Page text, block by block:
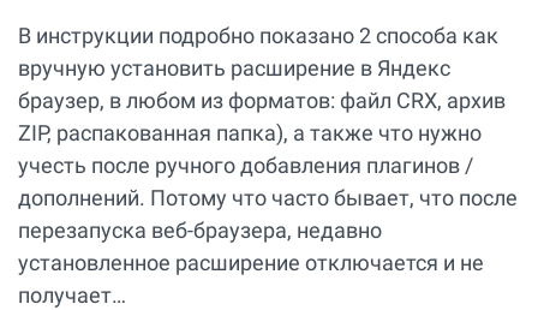
В инструкции подробно показано 2 способа как
вручную установить расширение в Яндекс
браузер, в любом из форматов: файл CRX, архив
ZIP, распакованная папка), а также что нужно
учесть после ручного добавления плагинов /
дополнений. Потому что часто бывает, что после
перезапуска веб-браузера, недавно
установленное расширение отключается и не
получает…